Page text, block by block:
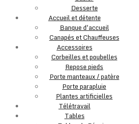
Desserte
Accueil et détente
Banque d'accueil
Canapés et Chauffeuses
Accessoires
Corbeilles et poubelles
Repose pieds
Porte manteaux / patère
Porte parapluie
Plantes artificielles
Télétravail
Tables